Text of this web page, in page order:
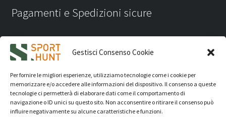
Gestisci Consenso Cookie
Per fornire le migliori esperienze, utilizziamo tecnologie come i cookie per
memorizzare e/o accedere alle informazioni del dispositivo. Il consenso a queste
tecnologie ci permetterà di elaborare dati come il comportamento di
navigazione o ID unici su questo sito. Non acconsentire o ritirare il consenso può
influire negativamente su alcune caratteristiche e funzioni.
Pagamenti e Spedizioni sicure